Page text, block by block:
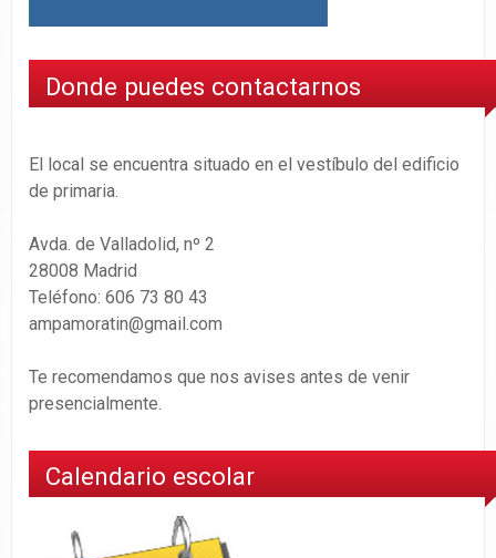
Donde puedes contactarnos
El local se encuentra situado en el vestíbulo del edificio
de primaria.
Avda. de Valladolid, nº 2
28008 Madrid
Teléfono: 606 73 80 43
ampamoratin@gmail.com
Te recomendamos que nos avises antes de venir
presencialmente.
Calendario escolar